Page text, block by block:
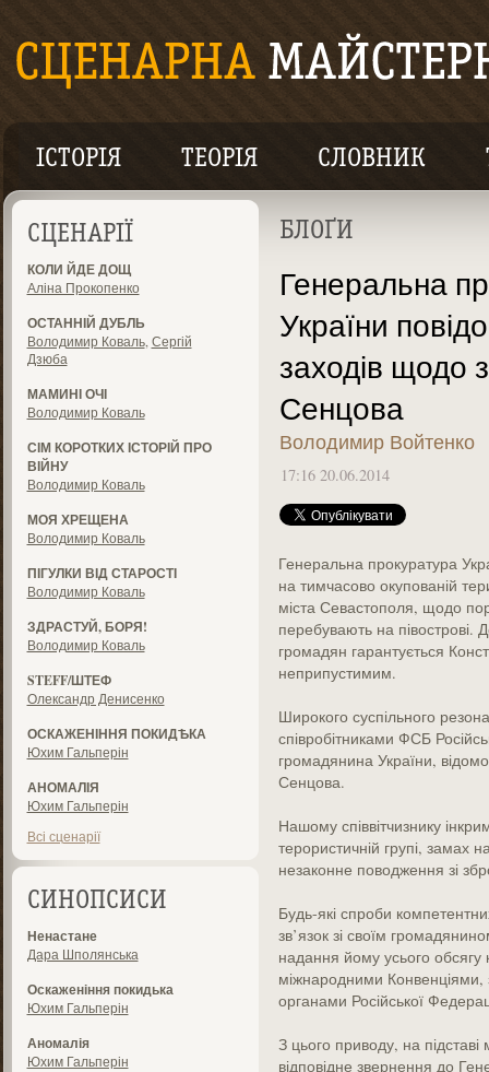
ІСТОРІЯ ТЕОРІЯ СЛОВНИК
СЦЕНАРІЇ
КОЛИ ЙДЕ ДОЩ
Аліна Прокопенко
ОСТАННІЙ ДУБЛЬ
Володимир Коваль, Сергій
Дзюба
МАМИНІ ОЧІ
Володимир Коваль
СІМ КОРОТКИХ ІСТОРІЙ ПРО
ВІЙНУ
Володимир Коваль
МОЯ ХРЕЩЕНА
Володимир Коваль
ПІГУЛКИ ВІД СТАРОСТІ
Володимир Коваль
ЗДРАСТУЙ, БОРЯ!
Володимир Коваль
STEFF/ШТЕФ
Олександр Денисенко
ОСКАЖЕНІННЯ ПОКИДѢКА
Юхим Гальперін
АНОМАЛІЯ
Юхим Гальперін
Всі сценарії
СИНОПСИСИ
Ненастане
Дара Шполянська
Оскаженіння покидька
Юхим Гальперін
Аномалія
Юхим Гальперін
БЛОҐИ
Генеральна
України
заходів щодо
Сенцова
Володимир Войтенко
17:16 20.06.2014
Генеральна прокуратура
на тимчасово окупованій
міста Севастополя, щодо
перебувають на півострові.
громадян гарантується
неприпустимим.
Широкого суспільного
співробітниками ФСБ
громадянина України,
Сенцова.
Нашому співвітчизнику
терористичній групі, замах
незаконне поводження зі
Будь-які спроби
зв’язок зі своїм
надання йому усього обсягу
міжнародними Конвенціями,
органами Російської
З цього приводу, на
відповідне звернення до